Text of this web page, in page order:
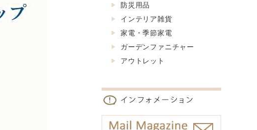
防災用品
インテリア雑貨
家電・季節家電
ガーデンファニチャー
アウトレット